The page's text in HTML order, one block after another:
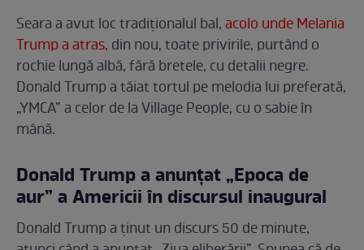
Seara a avut loc tradiționalul bal,acolo unde Melania
Trump a atras, din nou, toate privirile, purtând o
rochie lungă albă, fără bretele, cu detalii negre.
Donald Trump a tăiat tortul pe melodia lui preferată,
„YMCA” a celor de la Village People, cu o sabie în
mână.
Donald Trump a anunțat „Epoca de
aur” a Americii în discursul inaugural
Donald Trump a ținut un discurs 50 de minute,